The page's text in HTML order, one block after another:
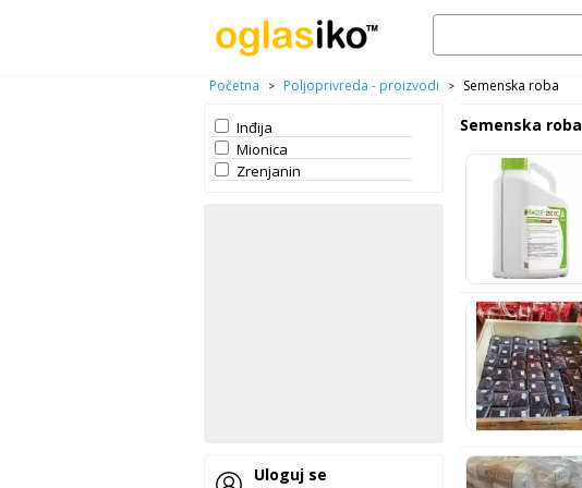
Početna > Poljoprivreda - proizvodi > Semenska roba
Inđija
Mionica
Zrenjanin
Uloguj se
Semenska roba